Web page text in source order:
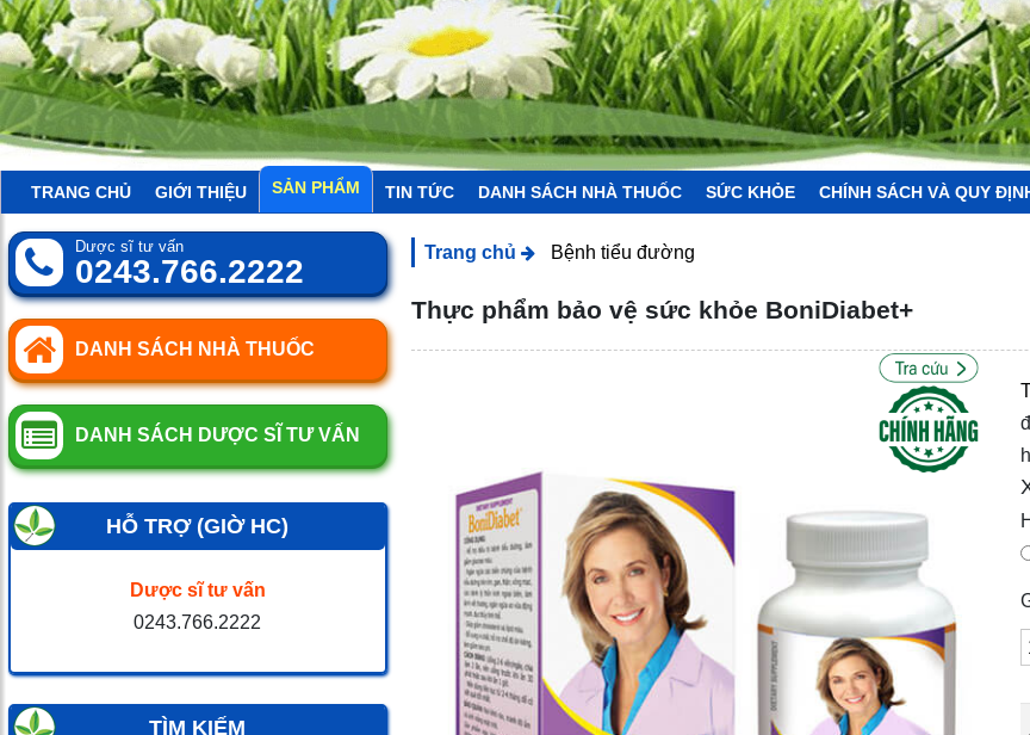
TRANG CHỦ GIỚI THIỆU SẢN PHẨM TIN TỨC DANH SÁCH NHÀ THUỐC SỨC KHỎE CHÍNH SÁCH VÀ QUY
0SP
Dược sĩ tư vấn
0243.766.2222
DANH SÁCH NHÀ THUỐC
DANH SÁCH DƯỢC SĨ TƯ VẤN
HỖ TRỢ (GIỜ HC)
Dược sĩ tư vấn
0243.766.2222
TÌM KIẾM
Trang chủ Bệnh tiểu đường
Thực phẩm bảo vệ sức khỏe BoniDiabet+